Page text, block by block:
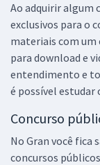
Ao adquirir algum
exclusivos para o
materiais com um
para download e
entendimento e
é possível estudar
Concurso
No Gran você fica
concursos